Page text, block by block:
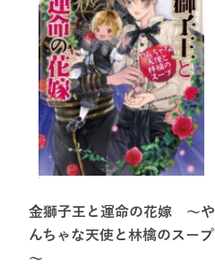
金獅子王と運命の花嫁 ～や
んちゃな天使と林檎のスープ
～